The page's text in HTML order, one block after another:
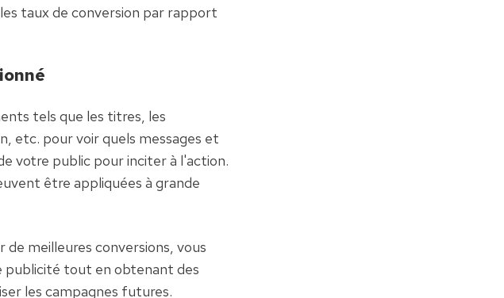
taux de conversion par rapport
tels que les titres, les
etc. pour voir quels messages et
votre public pour inciter à l'action.
être appliquées à grande
meilleures conversions, vous
publicité tout en obtenant des
les campagnes futures.